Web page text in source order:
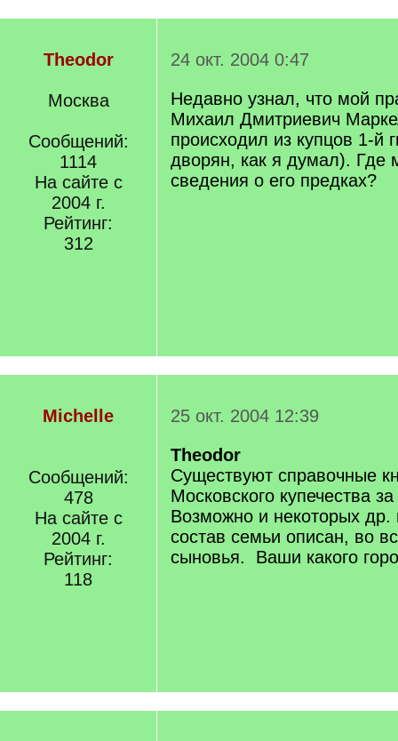
Theodor
Москва
Сообщений:
1114
На сайте с
2004 г.
Рейтинг:
312
24 окт. 2004 0:47
Недавно узнал, что мой
Михаил Дмитриевич
происходил из купцов 1-й
дворян, как я думал). Где
сведения о его предках?
Michelle
Сообщений:
478
На сайте с
2004 г.
Рейтинг:
118
25 окт. 2004 12:39
Theodor
Существуют справочные
Московского купечества
Возможно и некоторых др.
состав семьи описан, во
сыновья. Ваши какого